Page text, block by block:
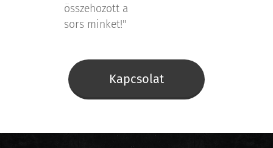
összehozott a
sors minket!"
Kapcsolat